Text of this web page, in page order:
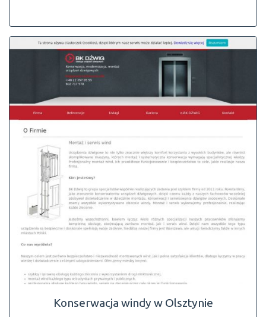
Konserwacja windy w Olsztynie